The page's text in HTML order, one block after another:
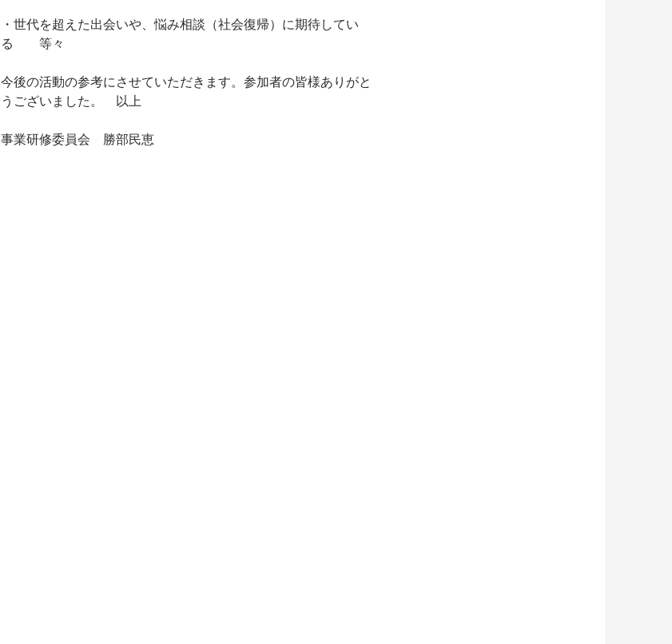
・世代を超えた出会いや、悩み相談（社会復帰）に期待してい
る 等々
今後の活動の参考にさせていただきます。参加者の皆様ありがと
うございました。 以上
事業研修委員会 勝部民恵